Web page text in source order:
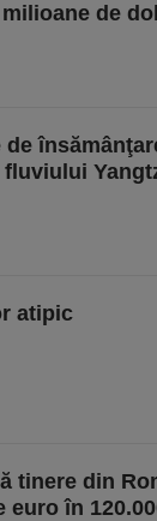
de
atipic
tinere din
euro în